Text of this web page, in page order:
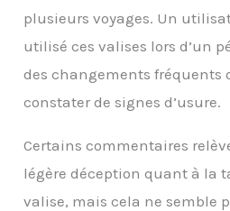
plusieurs voyages. Un
utilisé ces valises lors d’un
des changements fréquents
constater de signes d’usure.
Certains commentaires
légère déception quant à la
valise, mais cela ne semble